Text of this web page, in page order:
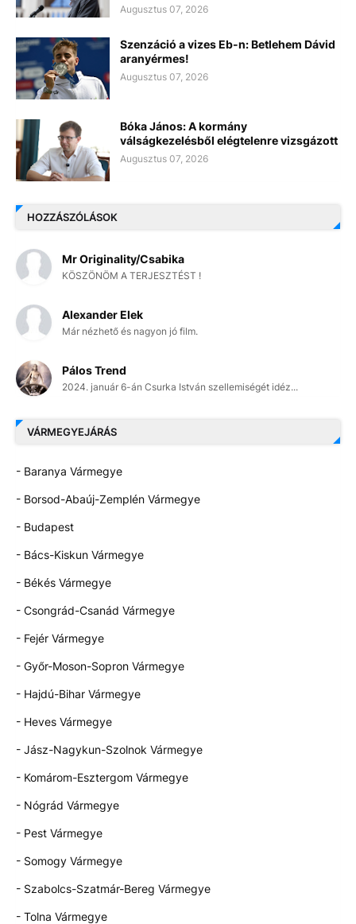
Augusztus 07, 2026
Szenzáció a vizes Eb-n: Betlehem Dávid
aranyérmes!
Augusztus 07, 2026
Bóka János: A kormány
válságkezelésből elégtelenre vizsgázott
Augusztus 07, 2026
HOZZÁSZÓLÁSOK
Mr Originality/Csabika
KÖSZÖNÖM A TERJESZTÉST !
Alexander Elek
Már nézhető és nagyon jó film.
Pálos Trend
2024. január 6-án Csurka István szellemiségét idéz...
VÁRMEGYEJÁRÁS
- Baranya Vármegye
- Borsod-Abaúj-Zemplén Vármegye
- Budapest
- Bács-Kiskun Vármegye
- Békés Vármegye
- Csongrád-Csanád Vármegye
- Fejér Vármegye
- Győr-Moson-Sopron Vármegye
- Hajdú-Bihar Vármegye
- Heves Vármegye
- Jász-Nagykun-Szolnok Vármegye
- Komárom-Esztergom Vármegye
- Nógrád Vármegye
- Pest Vármegye
- Somogy Vármegye
- Szabolcs-Szatmár-Bereg Vármegye
- Tolna Vármegye